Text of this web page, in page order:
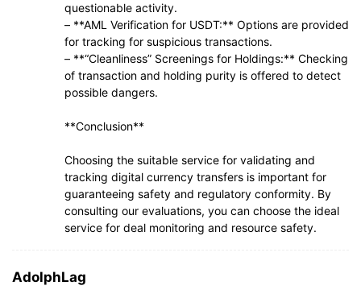
questionable activity.
– **AML Verification for USDT:** Options are provided
for tracking for suspicious transactions.
– **“Cleanliness” Screenings for Holdings:** Checking
of transaction and holding purity is offered to detect
possible dangers.
**Conclusion**
Choosing the suitable service for validating and
tracking digital currency transfers is important for
guaranteeing safety and regulatory conformity. By
consulting our evaluations, you can choose the ideal
service for deal monitoring and resource safety.
AdolphLag